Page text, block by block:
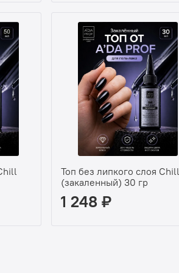
Топ без липкого слоя Chill
(закаленный) 30 гр
1 248 ₽